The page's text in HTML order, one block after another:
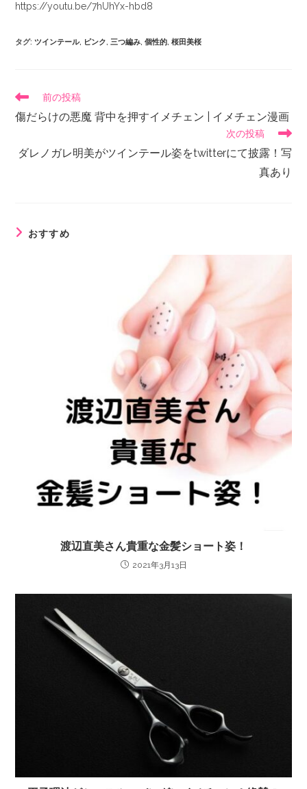
https://youtu.be/7hUhYx-hbd8
タグ:ツインテール, ピンク, 三つ編み, 個性的, 桜田美桜
前の投稿
傷だらけの悪魔 背中を押すイメチェン | イメチェン漫画
次の投稿
ダレノガレ明美がツインテール姿をtwitterにて披露！写
真あり
おすすめ
渡辺直美さん貴重な金髪ショート姿！
2021年3月13日